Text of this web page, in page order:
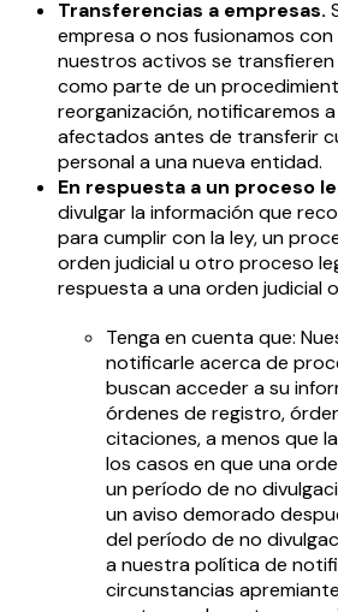
Transferencias a empresas.
empresa o nos fusionamos
nuestros activos se
como parte de un
reorganización, notificaremos
afectados antes de transferir
personal a una nueva entidad.
En respuesta a un proceso
divulgar la información que
para cumplir con la ley, un
orden judicial u otro proceso
respuesta a una orden judicial
Tenga en cuenta que:
notificarle acerca de
buscan acceder a su
órdenes de registro,
citaciones, a menos que
los casos en que una
un período de no
un aviso demorado
del período de no
a nuestra política de
circunstancias